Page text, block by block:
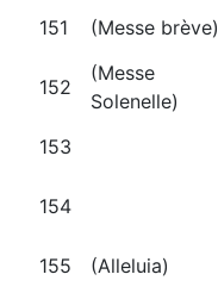
151
(Messe brève)
152
(Messe
Solenelle)
153
154
155 (Alleluia)